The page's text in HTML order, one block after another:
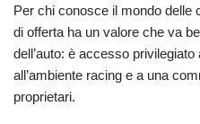
Per chi conosce il mondo delle
di offerta ha un valore che va
dell’auto: è accesso
all’ambiente racing e a una
proprietari.